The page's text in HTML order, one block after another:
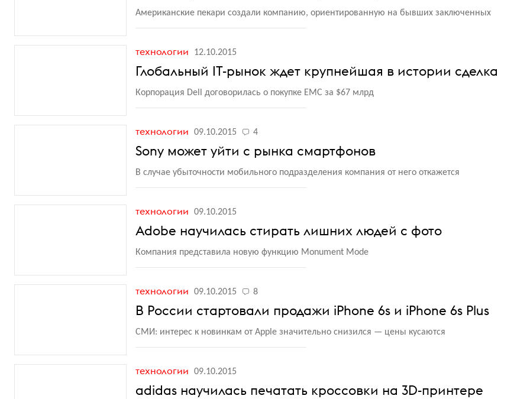
Американские пекари создали компанию, ориентированную на бывших заключенных
технологии 12.10.2015
Глобальный IT-рынок ждет крупнейшая в истории сделка
Корпорация Dell договорилась о покупке EMC за $67 млрд
технологии 09.10.2015 4
Sony может уйти с рынка смартфонов
В случае убыточности мобильного подразделения компания от него откажется
технологии 09.10.2015
Adobe научилась стирать лишних людей с фото
Компания представила новую функцию Monument Mode
технологии 09.10.2015 8
В России стартовали продажи iPhone 6s и iPhone 6s Plus
СМИ: интерес к новинкам от Apple значительно снизился — цены кусаются
технологии 09.10.2015
adidas научилась печатать кроссовки на 3D-принтере